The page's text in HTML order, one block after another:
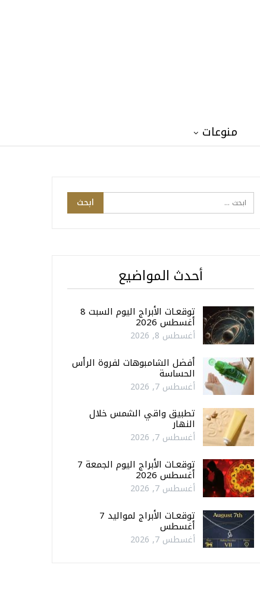
منوعات
أحدث المواضيع
توقعـات الأبراج اليوم السبت 8
أغسطس 2026
أغسطس 8, 2026
أفضل الشامبوهات لفروة الرأس
الحساسة
أغسطس 7, 2026
تطبيق واقي الشمس خلال
النهار
أغسطس 7, 2026
توقعـات الأبراج اليوم الجمعة 7
أغسطس 2026
أغسطس 7, 2026
توقعـات الأبراج لمواليد 7
أغسطس
أغسطس 7, 2026